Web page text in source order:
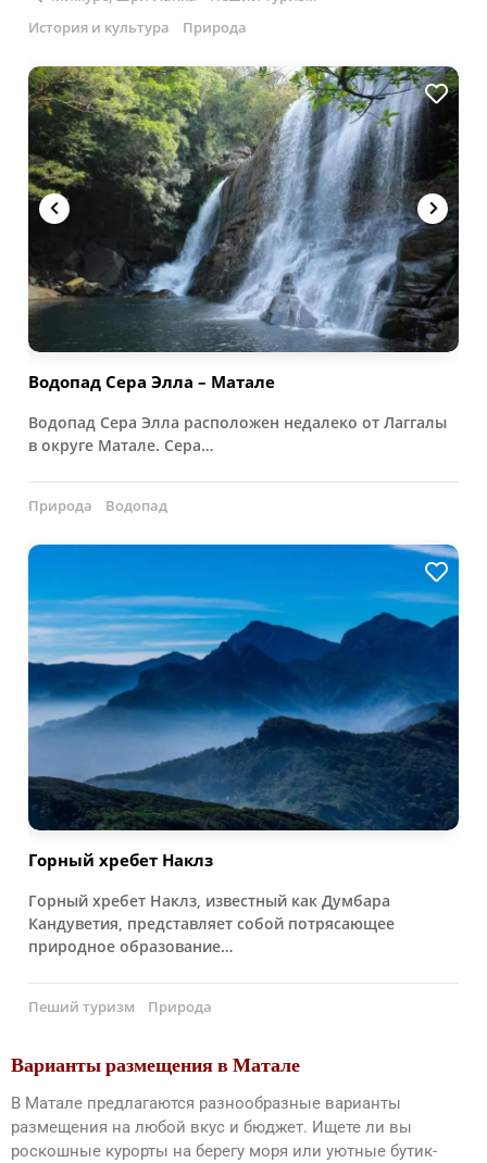
История и культура
Природа
Водопад Сера Элла – Матале
Водопад Сера Элла расположен недалеко от Лаггалы
в округе Матале. Сера…
Природа Водопад
Горный хребет Наклз
Горный хребет Наклз, известный как Думбара
Кандуветия, представляет собой потрясающее
природное образование…
Пеший туризм Природа
Варианты размещения в Матале
В Матале предлагаются разнообразные варианты
размещения на любой вкус и бюджет. Ищете ли вы
роскошные курорты на берегу моря или уютные бутик-